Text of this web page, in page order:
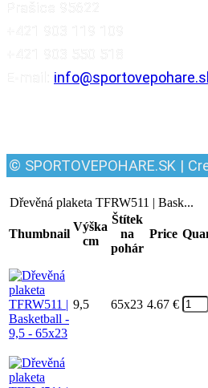
© SPORTOVEPOHARE.SK |
Dřevěná plaketa TFRW511 | Bask...
Thumbnail
Výška
cm
Štítek
na
pohár
Price
9,5 65x23 4.67 €